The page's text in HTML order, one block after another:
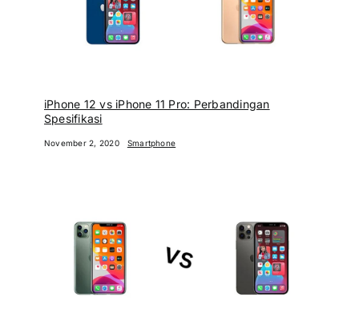
iPhone 12 vs iPhone 11 Pro: Perbandingan
Spesifikasi
November 2, 2020 Smartphone